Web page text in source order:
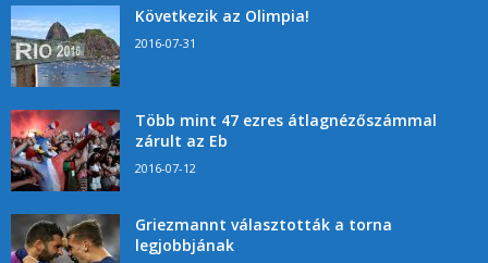
Következik az Olimpia!
2016-07-31
Több mint 47 ezres átlagnézőszámmal
zárult az Eb
2016-07-12
Griezmannt választották a torna
legjobbjának